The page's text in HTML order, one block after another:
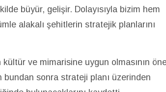
büyür, gelişir. Dolayısıyla bizim hem
alakalı şehitlerin stratejik planlarını
ve mimarisine uygun olmasının
bundan sonra strateji planı üzerinden